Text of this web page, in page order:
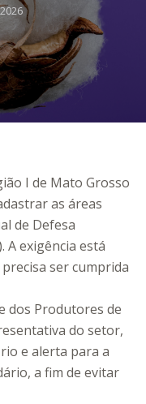
I de Mato Grosso
as áreas
de Defesa
A exigência está
ser cumprida
dos Produtores de
do setor,
e alerta para a
a fim de evitar